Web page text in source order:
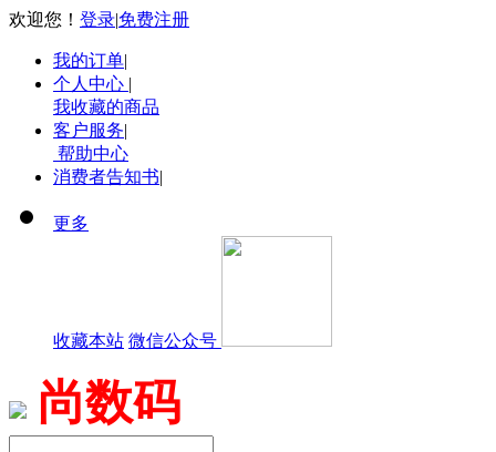
欢迎您！ 登录|免费注册
我的订单|
个人中心 |
我收藏的商品
客户服务|
帮助中心
消费者告知书|
更多
收藏本站 微信公众号
尚数码